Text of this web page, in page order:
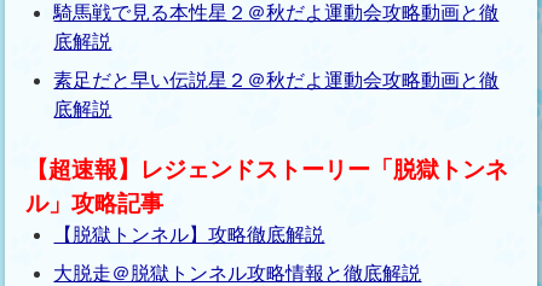
騎馬戦で見る本性星２＠秋だよ運動会攻略動画と徹
底解説
素足だと早い伝説星２＠秋だよ運動会攻略動画と徹
底解説
【超速報】レジェンドストーリー「脱獄トンネ
ル」攻略記事
【脱獄トンネル】攻略徹底解説
大脱走＠脱獄トンネル攻略情報と徹底解説